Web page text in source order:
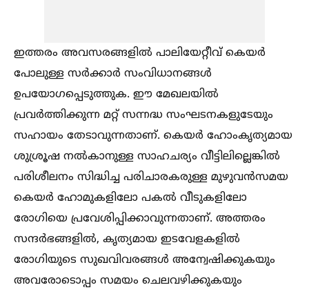
ഇത്തരം അവസരങ്ങളില്‍ പാലിയേറ്റീവ് കെയർ
പോലുള്ള സർക്കാർ സംവിധാനങ്ങള്‍
ഉപയോഗപ്പെടുത്തുക. ഈ മേഖലയില്‍
പ്രവർത്തിക്കുന്ന മറ്റ് സന്നദ്ധ സംഘടനകളുടേയും
സഹായം തേടാവുന്നതാണ്. കെയർ ഹോംകൃത്യമായ
ശുശ്രൂഷ നല്‍കാനുള്ള സാഹചര്യം വീട്ടിലില്ലെങ്കില്‍
പരിശീലനം സിദ്ധിച്ച പരിചാരകരുള്ള മുഴുവൻസമയ
കെയർ ഹോമുകളിലോ പകല്‍ വീടുകളിലോ
രോഗിയെ പ്രവേശിപ്പിക്കാവുന്നതാണ്. അത്തരം
സന്ദർഭങ്ങളില്‍, കൃത്യമായ ഇടവേളകളില്‍
രോഗിയുടെ സുഖവിവരങ്ങള്‍ അന്വേഷിക്കുകയും
അവരോടൊപ്പം സമയം ചെലവഴിക്കുകയും